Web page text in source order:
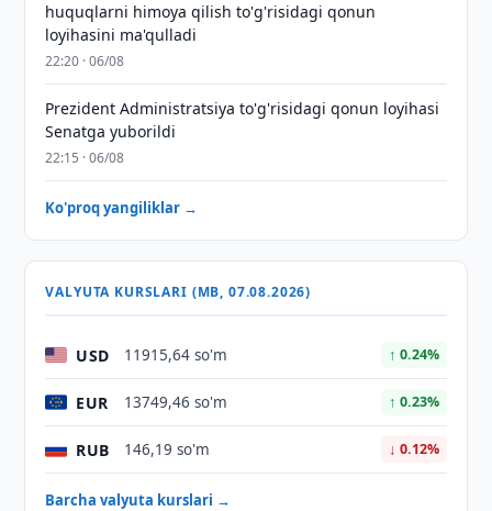
huquqlarni himoya qilish to'g'risidagi qonun
loyihasini ma'qulladi
22:20 · 06/08
Prezident Administratsiya to'g'risidagi qonun loyihasi
Senatga yuborildi
22:15 · 06/08
Ko'proq yangiliklar →
VALYUTA KURSLARI (MB, 07.08.2026)
USD 11915,64 so'm ↑ 0.24%
EUR 13749,46 so'm ↑ 0.23%
RUB 146,19 so'm ↓ 0.12%
Barcha valyuta kurslari →